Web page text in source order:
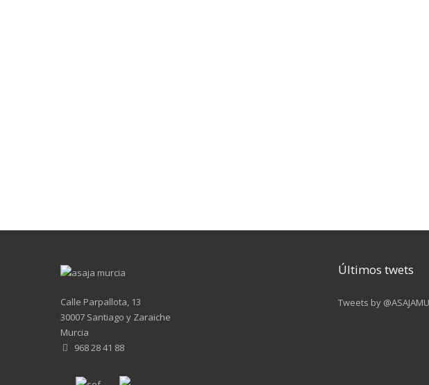
Calle Parpallota, 13
30007 Santiago y Zaraiche
Murcia
968 28 41 88
Últimos twets
Tweets by